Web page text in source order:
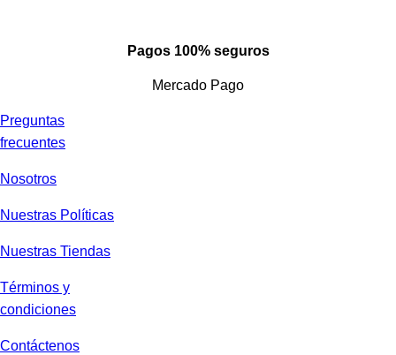
Pagos 100% seguros
Mercado Pago
Preguntas
frecuentes
Nosotros
Nuestras Políticas
Nuestras Tiendas
Términos y
condiciones
Contáctenos